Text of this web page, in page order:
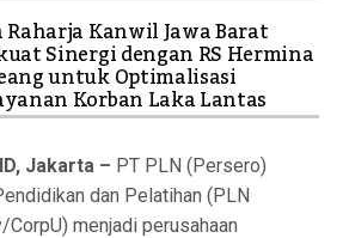
Raharja Kanwil Jawa Barat
Sinergi dengan RS Hermina
untuk Optimalisasi
Korban Laka Lantas
Jakarta – PT PLN (Persero)
dan Pelatihan (PLN
menjadi perusahaan